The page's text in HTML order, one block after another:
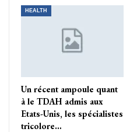
HEALTH
Un récent ampoule quant
à le TDAH admis aux
Etats-Unis, les spécialistes
tricolore…